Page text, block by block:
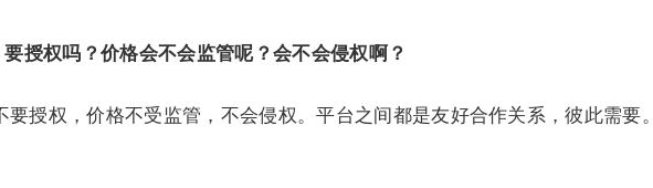
授权吗？价格会不会监管呢？会不会侵权啊？
授权，价格不受监管，不会侵权。平台之间都是友好合作关系，彼此需要。